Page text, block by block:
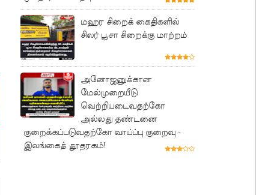
மஹர சிறைக் கைதிகளில்
சிலர் பூசா சிறைக்கு மாற்றம்
அனோஜனுக்கான
மேல்முறையீடு
வெற்றியடைவதற்கோ
அல்லது தண்டனை
குறைக்கப்படுவதற்கோ வாய்ப்பு குறைவு -
இலங்கைத் தூதரகம்!